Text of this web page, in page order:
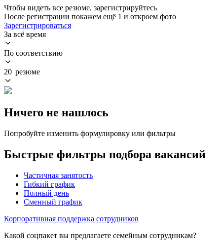
Чтобы видеть все резюме, зарегистрируйтесь
После регистрации покажем ещё 1 и откроем фото
Зарегистрироваться
За всё время
По соответствию
20 резюме
Ничего не нашлось
Попробуйте изменить формулировку или фильтры
Быстрые фильтры подбора вакансий
Частичная занятость
Гибкий график
Полный день
Сменный график
Корпоративная поддержка сотрудников
Какой соцпакет вы предлагаете семейным сотрудникам?